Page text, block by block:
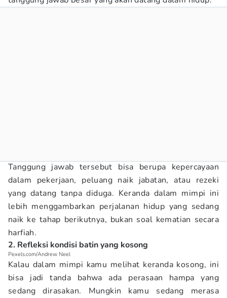
Tanggung jawab tersebut bisa berupa kepercayaan
dalam pekerjaan, peluang naik jabatan, atau rezeki
yang datang tanpa diduga. Keranda dalam mimpi ini
lebih menggambarkan perjalanan hidup yang sedang
naik ke tahap berikutnya, bukan soal kematian secara
harfiah.
2. Refleksi kondisi batin yang kosong
Pexels.com/Andrew Neel
Kalau dalam mimpi kamu melihat keranda kosong, ini
bisa jadi tanda bahwa ada perasaan hampa yang
sedang dirasakan. Mungkin kamu sedang merasa